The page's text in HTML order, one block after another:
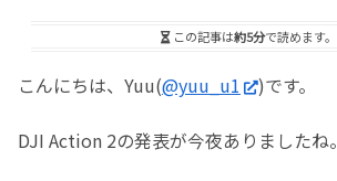
この記事は約5分で読めます。
こんにちは、Yuu(@yuu_u1 )です。
DJI Action 2の発表が今夜ありましたね。